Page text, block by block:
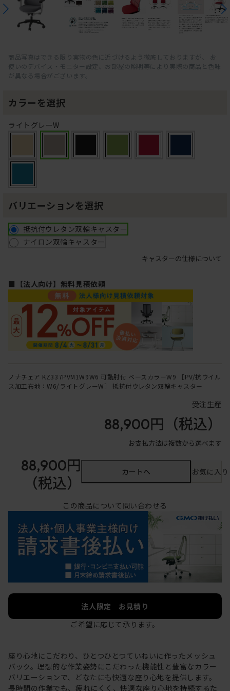
商品写真はできる限り実物の色に近づけるよう徹底しておりますが、 お
使いのデバイス・モニター設定、お部屋の照明等により実際の商品と色味
が異なる場合がございます。
カラーを選択
ライトグレーW
バリエーションを選択
抵抗付ウレタン双輪キャスター
ナイロン双輪キャスター
キャスターの仕様について
■【法人向け】無料見積依頼
ノナチェア KZ337PVM1W9W6 可動肘付 ベースカラーW9 ［PV/抗ウイル
ス加工布地：W6/ライトグレーW］ 抵抗付ウレタン双輪キャスター
受注生産
88,900円 （税込）
お支払方法は複数から選べます
88,900円
（税込）
カートへ お気に入
この商品について問い合わせる
法人限定 お見積り
ご希望に応じて承ります。
座り心地にこだわり、ひとつひとつていねいに作ったメッシュ
バック。理想的な作業姿勢にこだわった機能性と豊富なカラー
バリエーションで、どなたにも快適な座り心地を提供します。
長時間の作業でも、疲れにくく、快適な座り心地を持続するた